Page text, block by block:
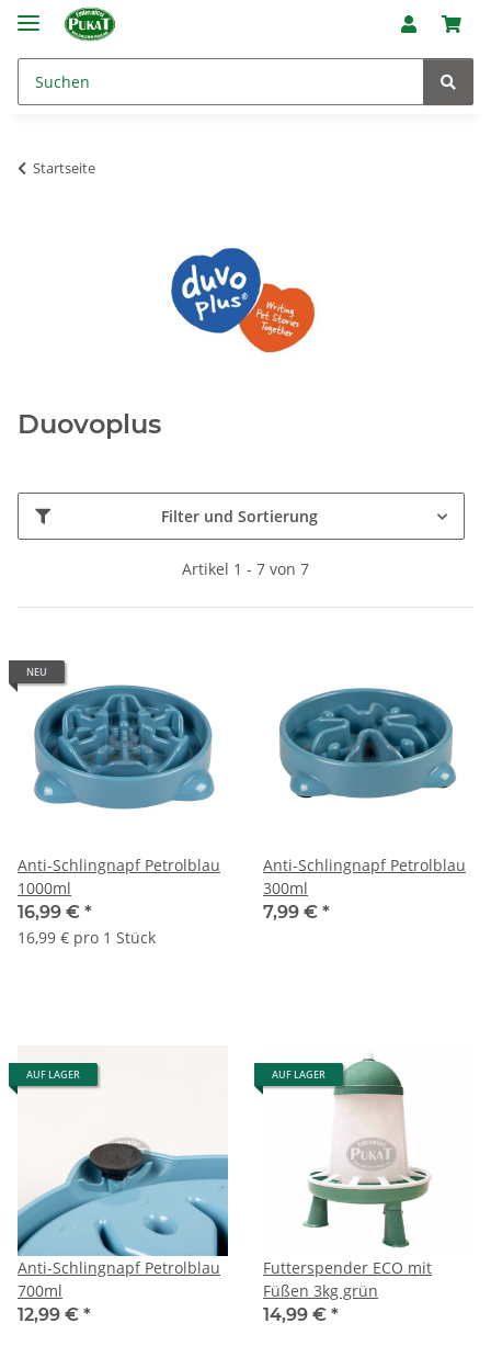
Startseite
Duovoplus
Filter und Sortierung
Artikel 1 - 7 von 7
NEU
Anti-Schlingnapf Petrolblau
1000ml
16,99 € *
16,99 € pro 1 Stück
Anti-Schlingnapf Petrolblau
300ml
7,99 € *
AUF LAGER
Anti-Schlingnapf Petrolblau
700ml
12,99 € *
AUF LAGER
Futterspender ECO mit
Füßen 3kg grün
14,99 € *